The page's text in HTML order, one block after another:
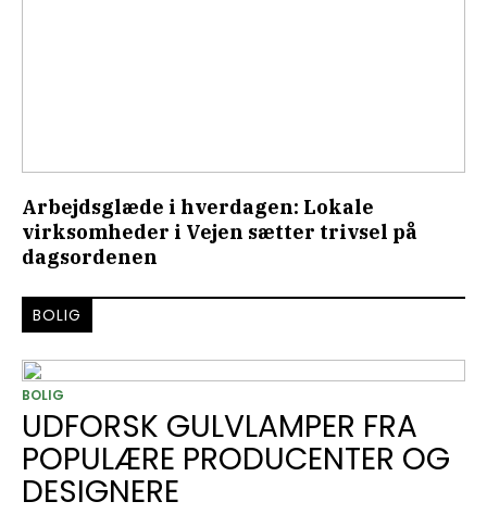
Arbejdsglæde i hverdagen: Lokale
virksomheder i Vejen sætter trivsel på
dagsordenen
BOLIG
UDFORSK GULVLAMPER FRA
POPULÆRE PRODUCENTER OG
DESIGNERE
BOLIG